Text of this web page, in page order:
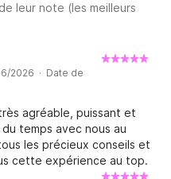
leur note (les meilleurs
2026 · Date de
agréable, puissant et
temps avec nous au
les précieux conseils et
cette expérience au top.